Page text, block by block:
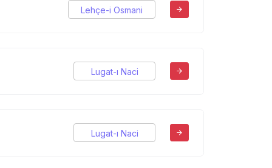
Lehçe-i Osmani
Lugat-ı Naci
Lugat-ı Naci